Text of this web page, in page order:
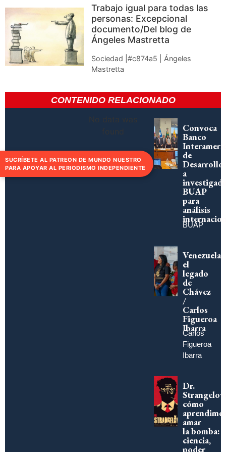
Trabajo igual para todas las
personas: Excepcional
documento/Del blog de
Ángeles Mastretta
Sociedad |#c874a5 | Ángeles
Mastretta
CONTENIDO RELACIONADO
No data was
found
Convoca
Banco
de
Desarrollo
a
BUAP
para
análisis
BUAP
Venezuela,
el
legado
de
Chávez
/
Carlos
Figueroa
Ibarra
Carlos
Figueroa
Ibarra
Dr.
cómo
amar
la bomba:
ciencia,
poder
SUCRÍBETE AL PATREON DE MUNDO NUESTRO
PARA APOYAR AL PERIODISMO INDEPENDIENTE